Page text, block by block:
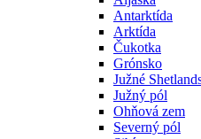
Antarktída
Arktída
Čukotka
Grónsko
Južné
Južný pól
Ohňová zem
Severný pól